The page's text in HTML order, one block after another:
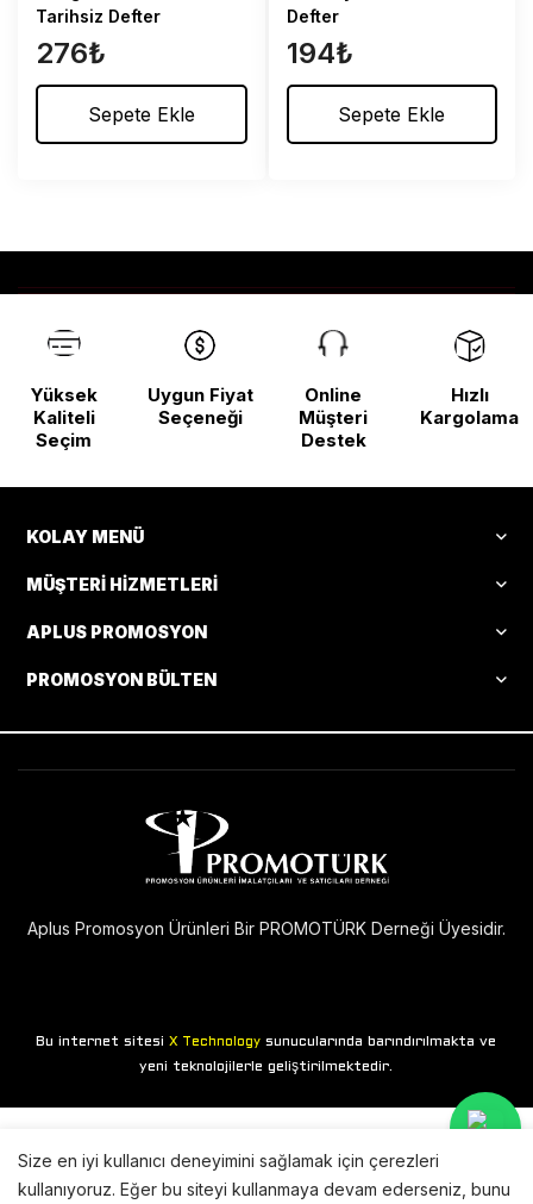
Tarihsiz Defter
276₺
Sepete Ekle
Defter
194₺
Sepete Ekle
Yüksek
Kaliteli
Seçim
Uygun Fiyat
Seçeneği
Online
Müşteri
Destek
Hızlı
Kargolama
KOLAY MENÜ
MÜŞTERI HIZMETLERI
APLUS PROMOSYON
PROMOSYON BÜLTEN
Aplus Promosyon Ürünleri Bir PROMOTÜRK Derneği Üyesidir.
Bu internet sitesiX Technology sunucularında barındırılmakta ve
yeni teknolojilerle geliştirilmektedir.
Size en iyi kullanıcı deneyimini sağlamak için çerezleri
kullanıyoruz. Eğer bu siteyi kullanmaya devam ederseniz, bunu